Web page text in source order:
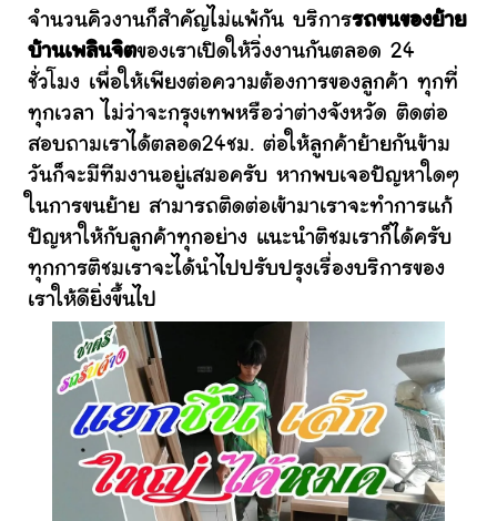
จำนวนคิวงานก็สำคัญไม่แพ้กัน บริการรถขนของย้าย
บ้านเพลินจิตของเราเปิดให้วิ่งงานกันตลอด 24
ชั่วโมง เพื่อให้เพียงต่อความต้องการของลูกค้า ทุกที่
ทุกเวลา ไม่ว่าจะกรุงเทพหรือว่าต่างจังหวัด ติดต่อ
สอบถามเราได้ตลอด24ชม. ต่อให้ลูกค้าย้ายกันข้าม
วันก็จะมีทีมงานอยู่เสมอครับ หากพบเจอปัญหาใดๆ
ในการขนย้าย สามารถติดต่อเข้ามาเราจะทำการแก้
ปัญหาให้กับลูกค้าทุกอย่าง แนะนำติชมเราก็ได้ครับ
ทุกการติชมเราจะได้นำไปปรับปรุงเรื่องบริการของ
เราให้ดียิ่งขึ้นไป